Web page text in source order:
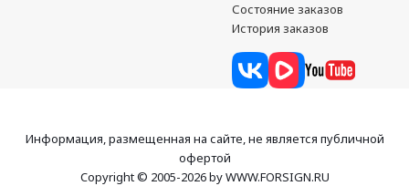
Состояние заказов
История заказов
Информация, размещенная на сайте, не является публичной
офертой
Copyright © 2005-2026 by WWW.FORSIGN.RU